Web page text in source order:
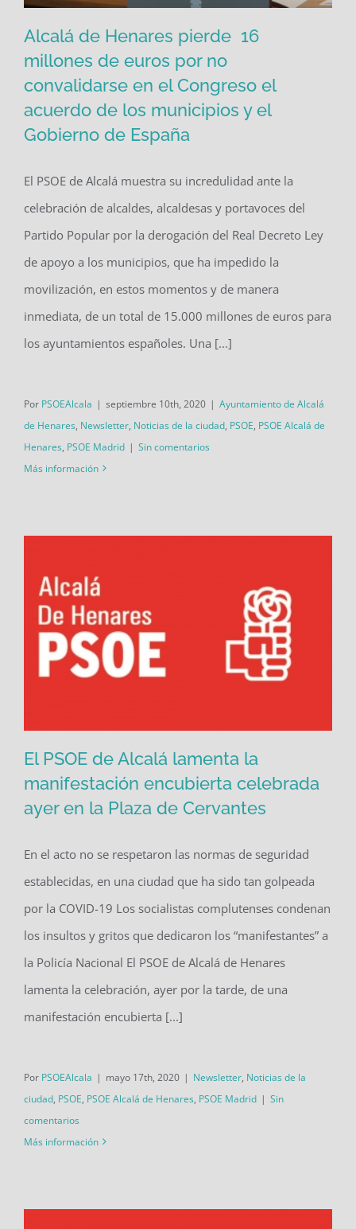
Alcalá de Henares pierde 16 millones
de euros por no convalidarse en el
Congreso el acuerdo de los
Alcalá de Henares pierde 16
millones de euros por no
convalidarse en el Congreso el
acuerdo de los municipios y el
Gobierno de España
El PSOE de Alcalá muestra su incredulidad ante la
celebración de alcaldes, alcaldesas y portavoces del
Partido Popular por la derogación del Real Decreto Ley
de apoyo a los municipios, que ha impedido la
movilización, en estos momentos y de manera
inmediata, de un total de 15.000 millones de euros para
los ayuntamientos españoles. Una [...]
Por PSOEAlcala | septiembre 10th, 2020 | Ayuntamiento de Alcalá
de Henares, Newsletter, Noticias de la ciudad, PSOE, PSOE Alcalá de
Henares, PSOE Madrid | Sin comentarios
Más información
manifestación encubierta celebrada
ayer en la Plaza de Cervantes
El PSOE de Alcalá lamenta la
manifestación encubierta celebrada
ayer en la Plaza de Cervantes
En el acto no se respetaron las normas de seguridad
establecidas, en una ciudad que ha sido tan golpeada
por la COVID-19 Los socialistas complutenses condenan
los insultos y gritos que dedicaron los “manifestantes” a
la Policía Nacional El PSOE de Alcalá de Henares
lamenta la celebración, ayer por la tarde, de una
manifestación encubierta [...]
Por PSOEAlcala | mayo 17th, 2020 | Newsletter, Noticias de la
ciudad, PSOE, PSOE Alcalá de Henares, PSOE Madrid | Sin
comentarios
Más información